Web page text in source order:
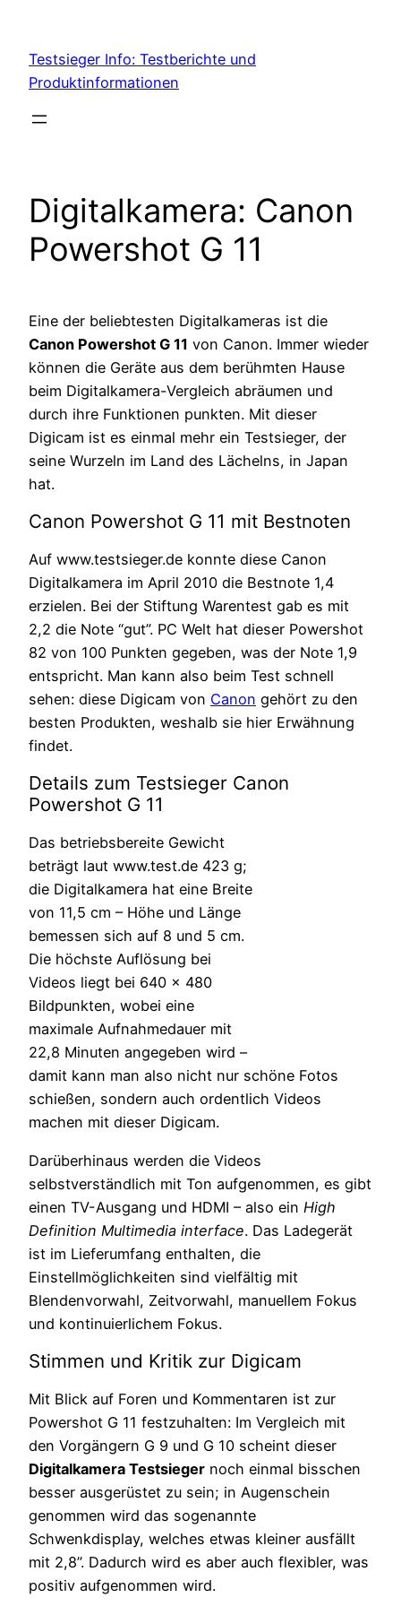
content
Testsieger Info: Testberichte und
Produktinformationen
Digitalkamera: Canon
Powershot G 11
Eine der beliebtesten Digitalkameras ist die
Canon Powershot G 11 von Canon. Immer wieder
können die Geräte aus dem berühmten Hause
beim Digitalkamera-Vergleich abräumen und
durch ihre Funktionen punkten. Mit dieser
Digicam ist es einmal mehr ein Testsieger, der
seine Wurzeln im Land des Lächelns, in Japan
hat.
Canon Powershot G 11 mit Bestnoten
Auf www.testsieger.de konnte diese Canon
Digitalkamera im April 2010 die Bestnote 1,4
erzielen. Bei der Stiftung Warentest gab es mit
2,2 die Note “gut”. PC Welt hat dieser Powershot
82 von 100 Punkten gegeben, was der Note 1,9
entspricht. Man kann also beim Test schnell
sehen: diese Digicam von Canon gehört zu den
besten Produkten, weshalb sie hier Erwähnung
findet.
Details zum Testsieger Canon
Powershot G 11
Das betriebsbereite Gewicht
beträgt laut www.test.de 423 g;
die Digitalkamera hat eine Breite
von 11,5 cm – Höhe und Länge
bemessen sich auf 8 und 5 cm.
Die höchste Auflösung bei
Videos liegt bei 640 x 480
Bildpunkten, wobei eine
maximale Aufnahmedauer mit
22,8 Minuten angegeben wird –
damit kann man also nicht nur schöne Fotos
schießen, sondern auch ordentlich Videos
machen mit dieser Digicam.
Darüberhinaus werden die Videos
selbstverständlich mit Ton aufgenommen, es gibt
einen TV-Ausgang und HDMI – also ein High
Definition Multimedia interface. Das Ladegerät
ist im Lieferumfang enthalten, die
Einstellmöglichkeiten sind vielfältig mit
Blendenvorwahl, Zeitvorwahl, manuellem Fokus
und kontinuierlichem Fokus.
Stimmen und Kritik zur Digicam
Mit Blick auf Foren und Kommentaren ist zur
Powershot G 11 festzuhalten: Im Vergleich mit
den Vorgängern G 9 und G 10 scheint dieser
Digitalkamera Testsieger noch einmal bisschen
besser ausgerüstet zu sein; in Augenschein
genommen wird das sogenannte
Schwenkdisplay, welches etwas kleiner ausfällt
mit 2,8”. Dadurch wird es aber auch flexibler, was
positiv aufgenommen wird.